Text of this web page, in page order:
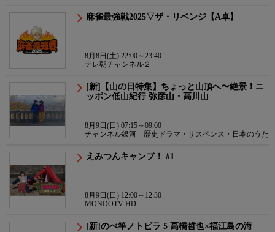
麻雀最強戦2025▽ザ・リベンジ【A卓】
8月8日(土) 22:00～23:40
テレ朝チャンネル２
[新]【山の日特集】ちょっと山頂へ〜絶景！ニ
ッポン低山紀行 弥彦山・高川山
8月9日(日) 07:15～09:00
チャンネル銀河 歴史ドラマ・サスペンス・日本のうた
えみつんキャンプ！ #1
8月9日(日) 12:00～12:30
MONDOTV HD
[新]のべ竿ノトビラ 5 高橋哲也×福江島の海